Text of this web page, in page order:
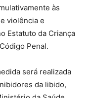
às
violência e
Estatuto da Criança
Penal.
será realizada
da libido,